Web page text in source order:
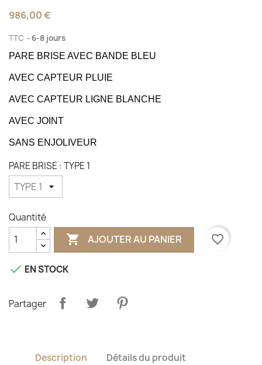
986,00 €
TTC 6-8 jours
PARE BRISE AVEC BANDE BLEU
AVEC CAPTEUR PLUIE
AVEC CAPTEUR LIGNE BLANCHE
AVEC JOINT
SANS ENJOLIVEUR
PARE BRISE : TYPE 1
Quantité
 AJOUTER AU PANIER favorite_border
 EN STOCK
Partager
Description Détails du produit